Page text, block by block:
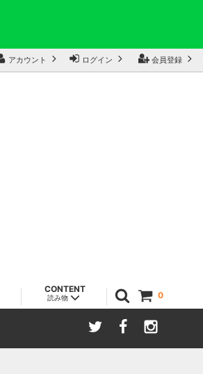
会員登録
ログイン
アカウント
0
CONTENT
読み物